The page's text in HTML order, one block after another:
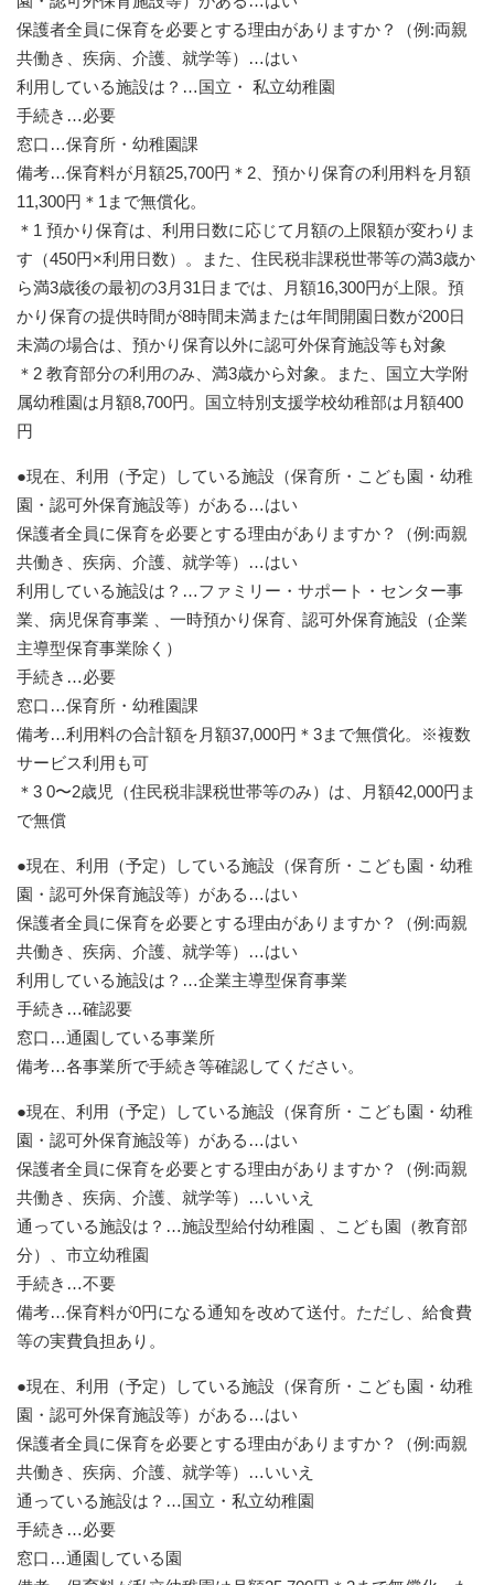
保護者全員に保育を必要とする理由がありますか？（例:両親
共働き、疾病、介護、就学等）…はい
利用している施設は？…国立・ 私立幼稚園
手続き…必要
窓口…保育所・幼稚園課
備考…保育料が月額25,700円＊2、預かり保育の利用料を月額
11,300円＊1まで無償化。
＊1 預かり保育は、利用日数に応じて月額の上限額が変わりま
す（450円×利用日数）。また、住民税非課税世帯等の満3歳か
ら満3歳後の最初の3月31日までは、月額16,300円が上限。預
かり保育の提供時間が8時間未満または年間開園日数が200日
未満の場合は、預かり保育以外に認可外保育施設等も対象
＊2 教育部分の利用のみ、満3歳から対象。また、国立大学附
属幼稚園は月額8,700円。国立特別支援学校幼稚部は月額400
円
●現在、利用（予定）している施設（保育所・こども園・幼稚
園・認可外保育施設等）がある…はい
保護者全員に保育を必要とする理由がありますか？（例:両親
共働き、疾病、介護、就学等）…はい
利用している施設は？…ファミリー・サポート・センター事
業、病児保育事業 、一時預かり保育、認可外保育施設（企業
主導型保育事業除く）
手続き…必要
窓口…保育所・幼稚園課
備考…利用料の合計額を月額37,000円＊3まで無償化。※複数
サービス利用も可
＊3 0〜2歳児（住民税非課税世帯等のみ）は、月額42,000円ま
で無償
●現在、利用（予定）している施設（保育所・こども園・幼稚
園・認可外保育施設等）がある…はい
保護者全員に保育を必要とする理由がありますか？（例:両親
共働き、疾病、介護、就学等）…はい
利用している施設は？…企業主導型保育事業
手続き…確認要
窓口…通園している事業所
備考…各事業所で手続き等確認してください。
●現在、利用（予定）している施設（保育所・こども園・幼稚
園・認可外保育施設等）がある…はい
保護者全員に保育を必要とする理由がありますか？（例:両親
共働き、疾病、介護、就学等）…いいえ
通っている施設は？…施設型給付幼稚園 、こども園（教育部
分）、市立幼稚園
手続き…不要
備考…保育料が0円になる通知を改めて送付。ただし、給食費
等の実費負担あり。
●現在、利用（予定）している施設（保育所・こども園・幼稚
園・認可外保育施設等）がある…はい
保護者全員に保育を必要とする理由がありますか？（例:両親
共働き、疾病、介護、就学等）…いいえ
通っている施設は？…国立・私立幼稚園
手続き…必要
窓口…通園している園